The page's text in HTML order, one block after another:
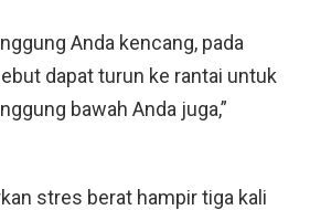
Anda kencang, pada
dapat turun ke rantai untuk
bawah Anda juga,”
stres berat hampir tiga kali